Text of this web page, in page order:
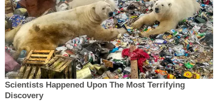
Scientists Happened Upon The Most Terrifying
Discovery